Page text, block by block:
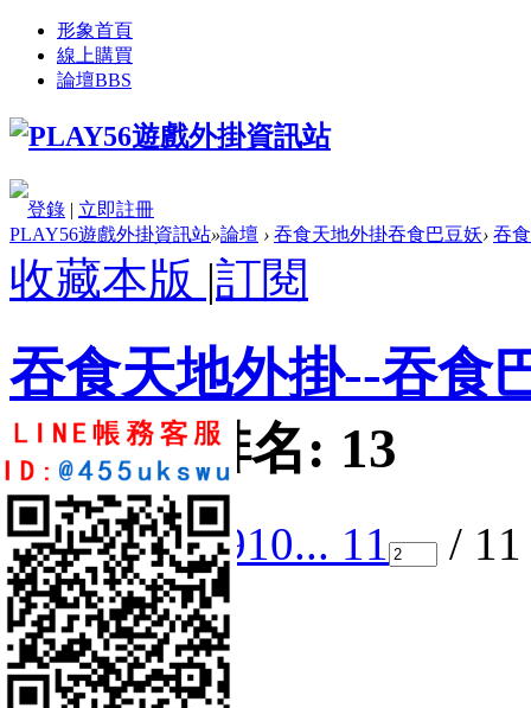
形象首頁
線上購買
論壇BBS
登錄 | 立即註冊
PLAY56遊戲外掛資訊站»論壇 › 吞食天地外掛吞食巴豆妖› 吞
收藏本版 |訂閱
吞食天地外掛--吞食
題:210|排名: 13
12345678910... 11 /